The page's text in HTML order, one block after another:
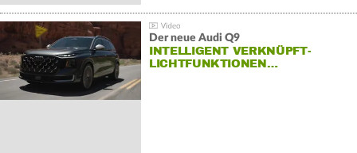
Der neue Audi Q9
INTELLIGENT VERKNÜPFT-
LICHTFUNKTIONEN…